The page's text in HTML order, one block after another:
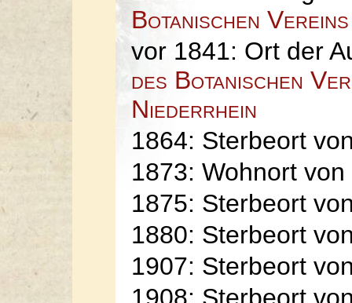
Botanischen
vor 1841: Ort der
des Botanischen
Niederrhein
1864: Sterbeort
1873: Wohnort von
1875: Sterbeort
1880: Sterbeort
1907: Sterbeort